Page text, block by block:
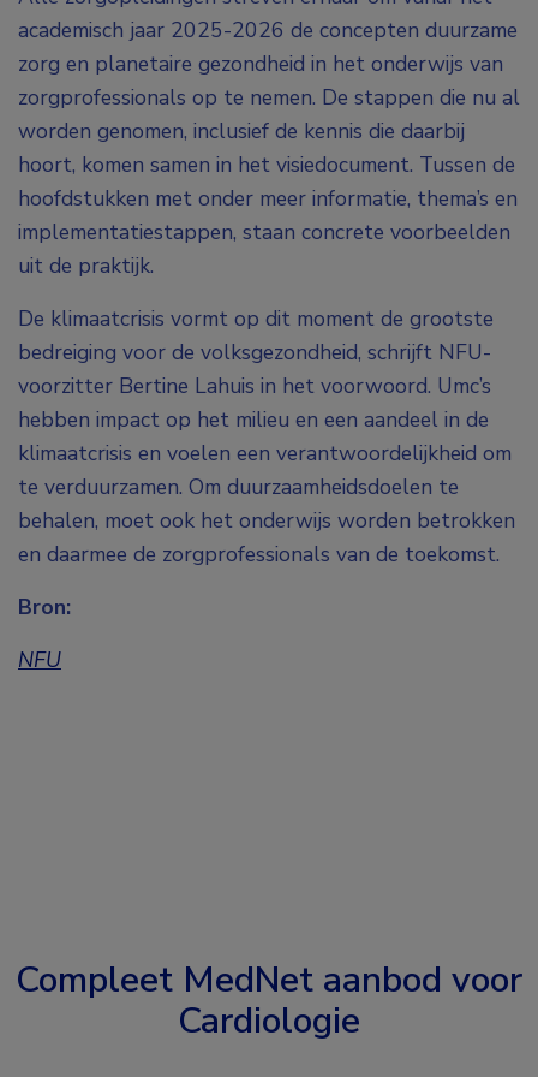
academisch jaar 2025-2026 de concepten duurzame
zorg en planetaire gezondheid in het onderwijs van
zorgprofessionals op te nemen. De stappen die nu al
worden genomen, inclusief de kennis die daarbij
hoort, komen samen in het visiedocument. Tussen de
hoofdstukken met onder meer informatie, thema’s en
implementatiestappen, staan concrete voorbeelden
uit de praktijk.
De klimaatcrisis vormt op dit moment de grootste
bedreiging voor de volksgezondheid, schrijft NFU-
voorzitter Bertine Lahuis in het voorwoord. Umc’s
hebben impact op het milieu en een aandeel in de
klimaatcrisis en voelen een verantwoordelijkheid om
te verduurzamen. Om duurzaamheidsdoelen te
behalen, moet ook het onderwijs worden betrokken
en daarmee de zorgprofessionals van de toekomst.
Bron:
NFU
Compleet MedNet aanbod voor
Cardiologie